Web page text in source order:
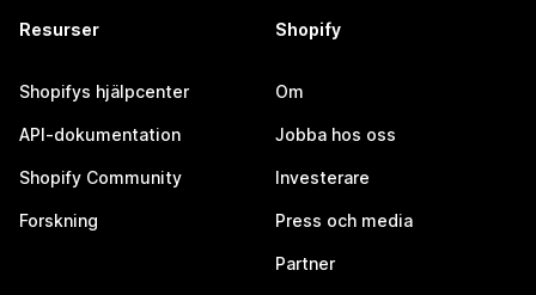
Resurser
Shopifys hjälpcenter
API-dokumentation
Shopify Community
Forskning
Shopify
Om
Jobba hos oss
Investerare
Press och media
Partner